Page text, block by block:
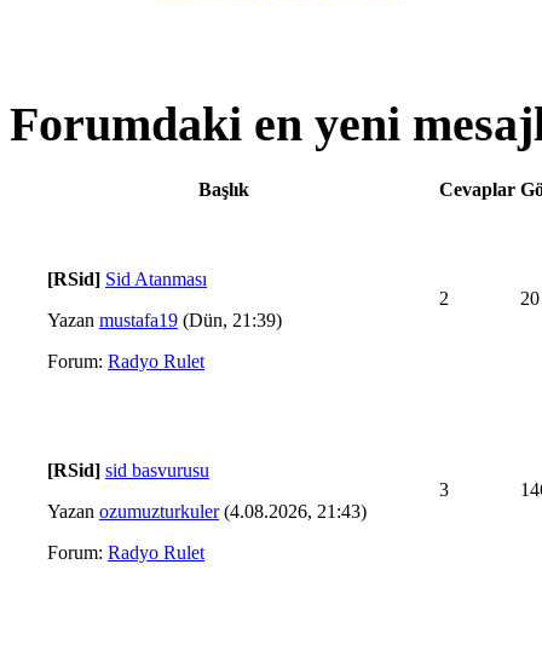
Forumdaki en yeni
Başlık Cevaplar
[RSid] Sid Atanması
Yazan mustafa19 (Dün, 21:39)
Forum: Radyo Rulet
2 20
[RSid] sid basvurusu
Yazan ozumuzturkuler(4.08.2026, 21:43)
Forum: Radyo Rulet
3